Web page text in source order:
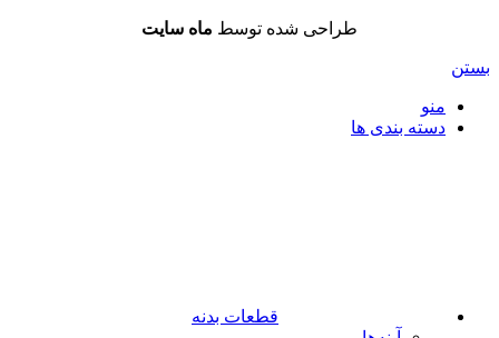
طراحی شده توسط ماه سایت
بستن
منو
دسته بندی ها
قطعات بدنه